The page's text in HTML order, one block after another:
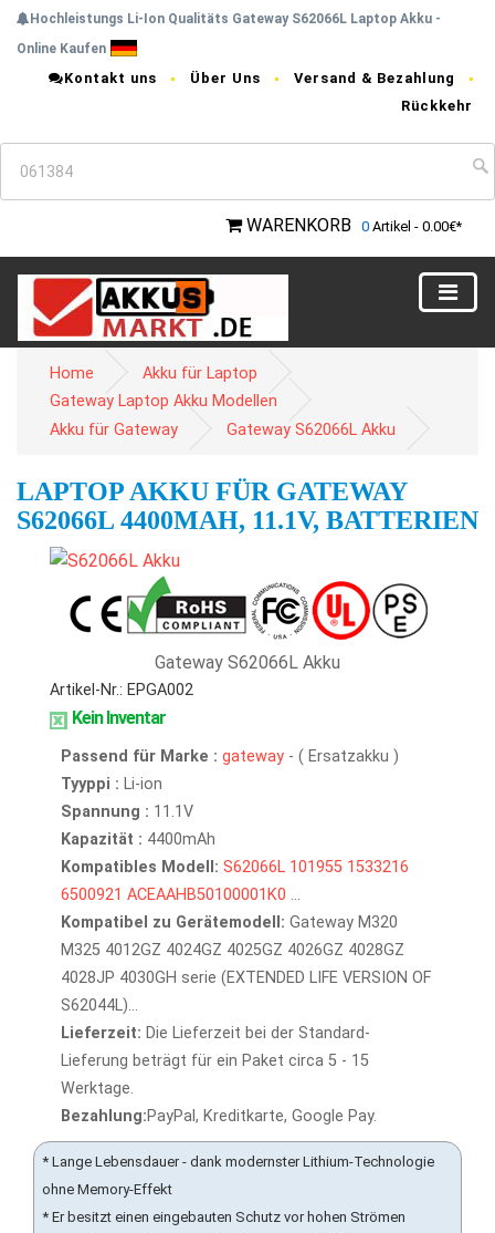
Hochleistungs Li-Ion Qualitäts Gateway S62066L Laptop Akku -
Online Kaufen
Kontakt uns Über Uns
Versand & Bezahlung
Rückkehr
WARENKORB 0 Artikel - 0.00€*
Home
Akku für Laptop
Gateway Laptop Akku Modellen
Akku für Gateway
Gateway S62066L Akku
LAPTOP AKKU FÜR GATEWAY
S62066L 4400MAH, 11.1V, BATTERIEN
Gateway S62066L Akku
Artikel-Nr.: EPGA002
Kein Inventar
Passend für Marke : gateway - ( Ersatzakku )
Tyyppi : Li-ion
Spannung : 11.1V
Kapazität : 4400mAh
Kompatibles Modell: S62066L 101955 1533216
6500921 ACEAAHB50100001K0 ...
Kompatibel zu Gerätemodell: Gateway M320
M325 4012GZ 4024GZ 4025GZ 4026GZ 4028GZ
4028JP 4030GH serie (EXTENDED LIFE VERSION OF
S62044L)...
Lieferzeit: Die Lieferzeit bei der Standard-
Lieferung beträgt für ein Paket circa 5 - 15
Werktage.
Bezahlung:PayPal, Kreditkarte, Google Pay.
* Lange Lebensdauer - dank modernster Lithium-Technologie
ohne Memory-Effekt
* Er besitzt einen eingebauten Schutz vor hohen Strömen